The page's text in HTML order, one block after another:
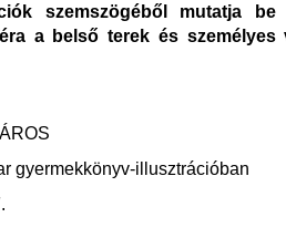
szemszögéből mutatja
a belső terek és személyes
gyermekkönyv-illusztrációban